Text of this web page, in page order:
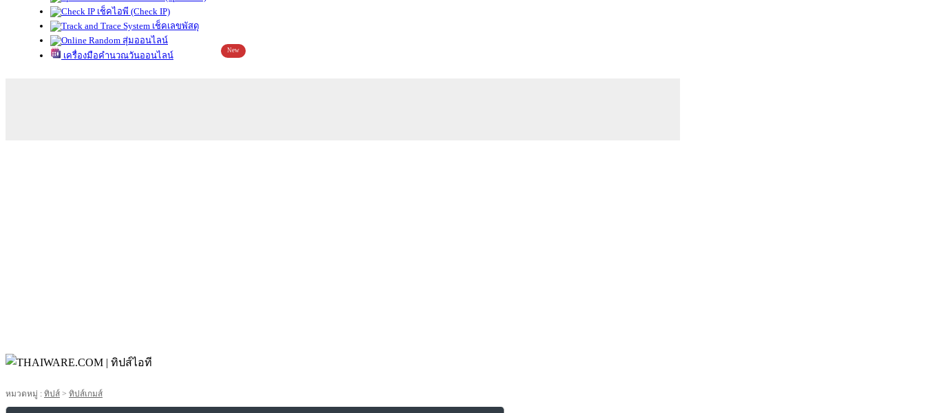
เช็คไอพี (Check IP)
เช็คเลขพัสดุ
สุ่มออนไลน์
เครื่องมือคำนวณวันออนไลน์
New
หมวดหมู่ : ทิปส์ > ทิปส์เกมส์